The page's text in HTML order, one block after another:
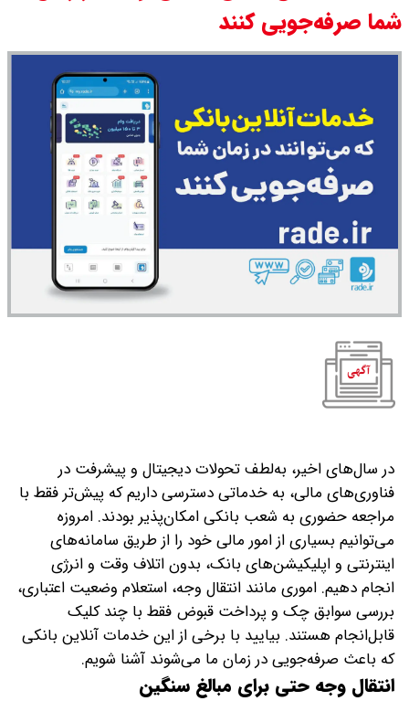
سنتی جمهوری‌خواهان را از دست می
دهد؟
بنزین برای دولت چقدر تمام می شود؟
درصد افزایش می دهند
شما صرفه‌جویی کنند
در سال‌های اخیر، به‌لطف تحولات دیجیتال و پیشرفت در
فناوری‌های مالی، به خدماتی دسترسی داریم که پیش‌تر فقط با
مراجعه حضوری به شعب بانکی امکان‌پذیر بودند. امروزه
می‌توانیم بسیاری از امور مالی خود را از طریق سامانه‌های
اینترنتی و اپلیکیشن‌های بانک، بدون اتلاف وقت و انرژی
انجام دهیم. اموری مانند انتقال وجه، استعلام وضعیت اعتباری،
بررسی سوابق چک و پرداخت قبوض فقط با چند کلیک
قابل‌انجام هستند. بیایید با برخی از این خدمات آنلاین بانکی
که باعث صرفه‌جویی در زمان ما می‌شوند آشنا شویم.
انتقال وجه حتی برای مبالغ سنگین